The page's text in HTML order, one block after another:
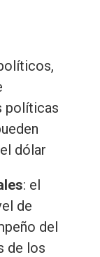
políticas
dólar
: el
de
del
de los